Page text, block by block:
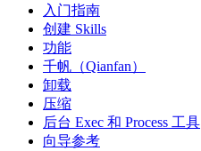
入门指南
创建 Skills
功能
千帆（Qianfan）
卸载
压缩
后台 Exec 和 Process 工具
向导参考